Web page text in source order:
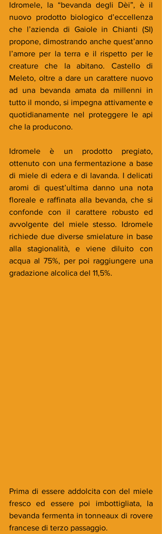
Idromele, la “bevanda degli Dèi”, è il
nuovo prodotto biologico d’eccellenza
che l’azienda di Gaiole in Chianti (SI)
propone, dimostrando anche quest’anno
l’amore per la terra e il rispetto per le
creature che la abitano. Castello di
Meleto, oltre a dare un carattere nuovo
ad una bevanda amata da millenni in
tutto il mondo, si impegna attivamente e
quotidianamente nel proteggere le api
che la producono.
Idromele è un prodotto pregiato,
ottenuto con una fermentazione a base
di miele di edera e di lavanda. I delicati
aromi di quest’ultima danno una nota
floreale e raffinata alla bevanda, che si
confonde con il carattere robusto ed
avvolgente del miele stesso. Idromele
richiede due diverse smielature in base
alla stagionalità, e viene diluito con
acqua al 75%, per poi raggiungere una
gradazione alcolica del 11,5%.
Prima di essere addolcita con del miele
fresco ed essere poi imbottigliata, la
bevanda fermenta in tonneaux di rovere
francese di terzo passaggio.